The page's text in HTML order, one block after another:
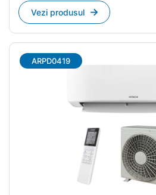
Vezi produsul
ARPD0419